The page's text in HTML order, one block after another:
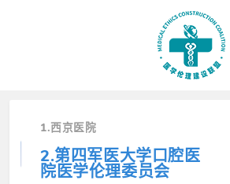
1.西京医院
2.第四军医大学口腔医
院医学伦理委员会